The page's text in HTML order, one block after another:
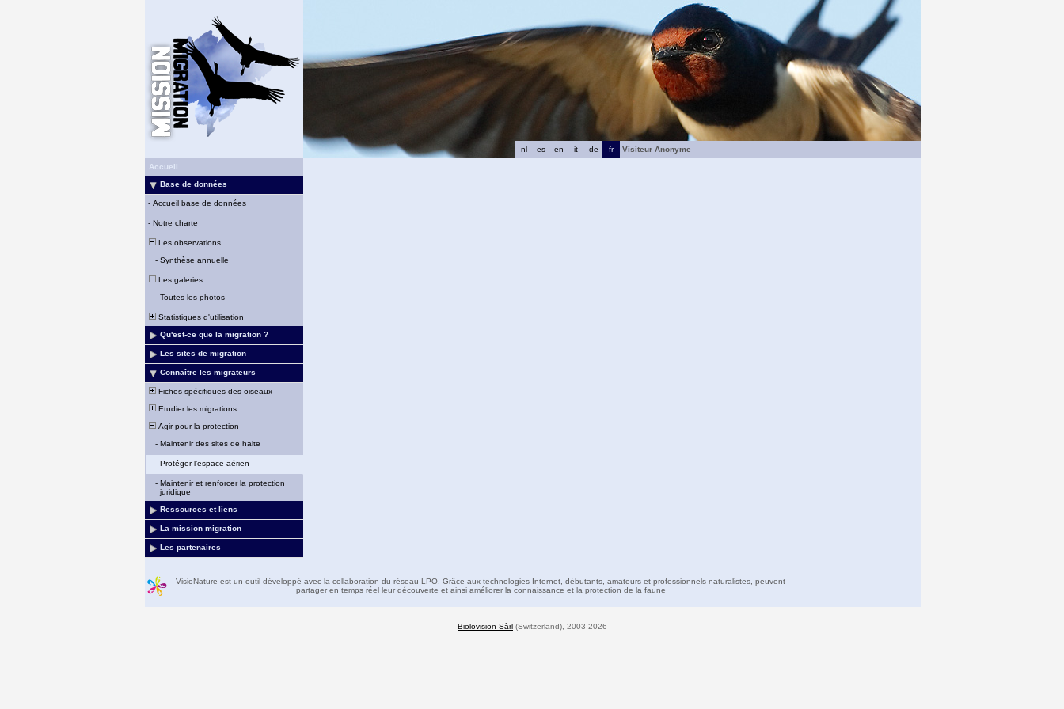
fr
de
it
en
es
nl
Visiteur Anonyme
Accueil
Base de données
- Accueil base de données
- Notre charte
Les observations
- Synthèse annuelle
Les galeries
- Toutes les photos
Statistiques d'utilisation
Qu'est-ce que la migration ?
Les sites de migration
Connaître les migrateurs
Fiches spécifiques des oiseaux
Etudier les migrations
Agir pour la protection
- Maintenir des sites de halte
- Protéger l’espace aérien
- Maintenir et renforcer la protection
juridique
Ressources et liens
La mission migration
Les partenaires
VisioNature est un outil développé avec la collaboration du réseau LPO. Grâce aux technologies Internet, débutants, amateurs et professionnels naturalistes, peuvent
partager en temps réel leur découverte et ainsi améliorer la connaissance et la protection de la faune
Biolovision Sàrl (Switzerland), 2003-2026